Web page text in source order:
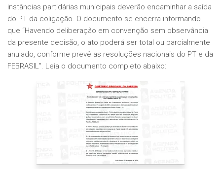
instâncias partidárias municipais deverão encaminhar a saída
do PT da coligação. O documento se encerra informando
que “Havendo deliberação em convenção sem observância
da presente decisão, o ato poderá ser total ou parcialmente
anulado, conforme prevê as resoluções nacionais do PT e da
FEBRASIL”. Leia o documento completo abaixo: